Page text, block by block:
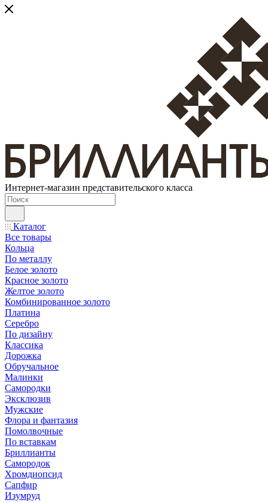
Интернет-магазин представительского класса
Каталог
Все товары
Кольца
По металлу
Белое золото
Красное золото
Желтое золото
Комбинированное золото
Платина
Серебро
По дизайну
Классика
Дорожка
Обручальное
Малинки
Самородки
Эксклюзив
Мужские
Флора и фантазия
Помолвочные
По вставкам
Бриллианты
Самородок
Хромдиопсид
Сапфир
Изумруд